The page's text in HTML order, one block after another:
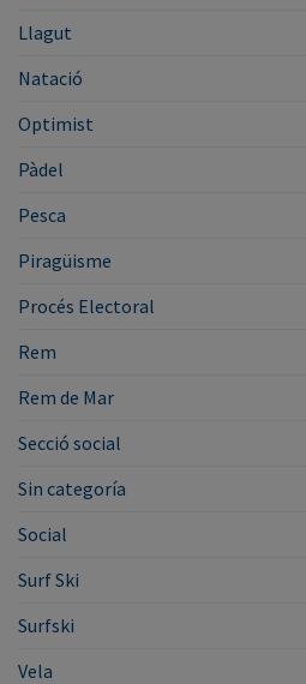
Llagut
Natació
Optimist
Pàdel
Pesca
Piragüisme
Procés Electoral
Rem
Rem de Mar
Secció social
Sin categoría
Social
Surf Ski
Surfski
Vela